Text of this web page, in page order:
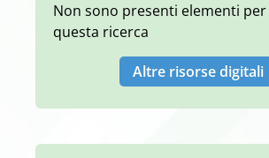
Non sono presenti elementi
questa ricerca
Altre risorse digitali